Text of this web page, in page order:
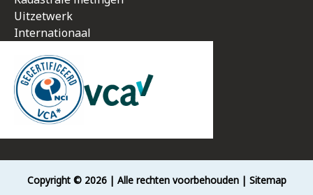
Uitzetwerk
Internationaal
Copyright © 2026 | Alle rechten voorbehouden | Sitemap